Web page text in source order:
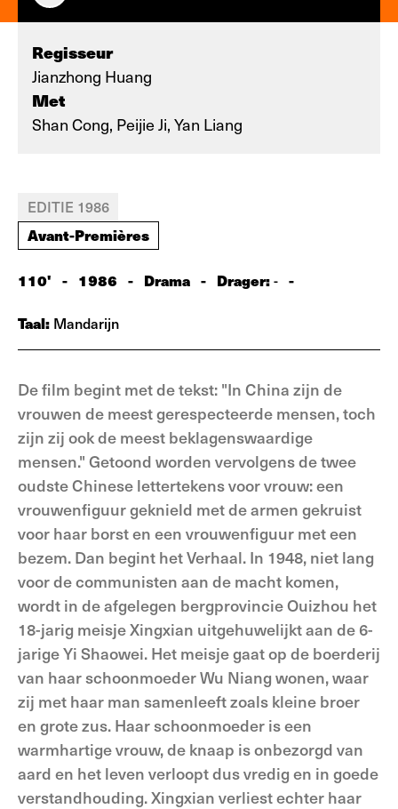
Regisseur
Jianzhong Huang
Met
Shan Cong, Peijie Ji, Yan Liang
EDITIE 1986
Avant-Premières
110' - 1986 - Drama - Drager:- -
Taal: Mandarijn
De film begint met de tekst: "In China zijn de
vrouwen de meest gerespecteerde mensen, toch
zijn zij ook de meest beklagenswaardige
mensen." Getoond worden vervolgens de twee
oudste Chinese lettertekens voor vrouw: een
vrouwenfiguur geknield met de armen gekruist
voor haar borst en een vrouwenfiguur met een
bezem. Dan begint het Verhaal. In 1948, niet lang
voor de communisten aan de macht komen,
wordt in de afgelegen bergprovincie Ouizhou het
18-jarig meisje Xingxian uitgehuwelijkt aan de 6-
jarige Yi Shaowei. Het meisje gaat op de boerderij
van haar schoonmoeder Wu Niang wonen, waar
zij met haar man samenleeft zoals kleine broer
en grote zus. Haar schoonmoeder is een
warmhartige vrouw, de knaap is onbezorgd van
aard en het leven verloopt dus vredig en in goede
verstandhouding. Xingxian verliest echter haar